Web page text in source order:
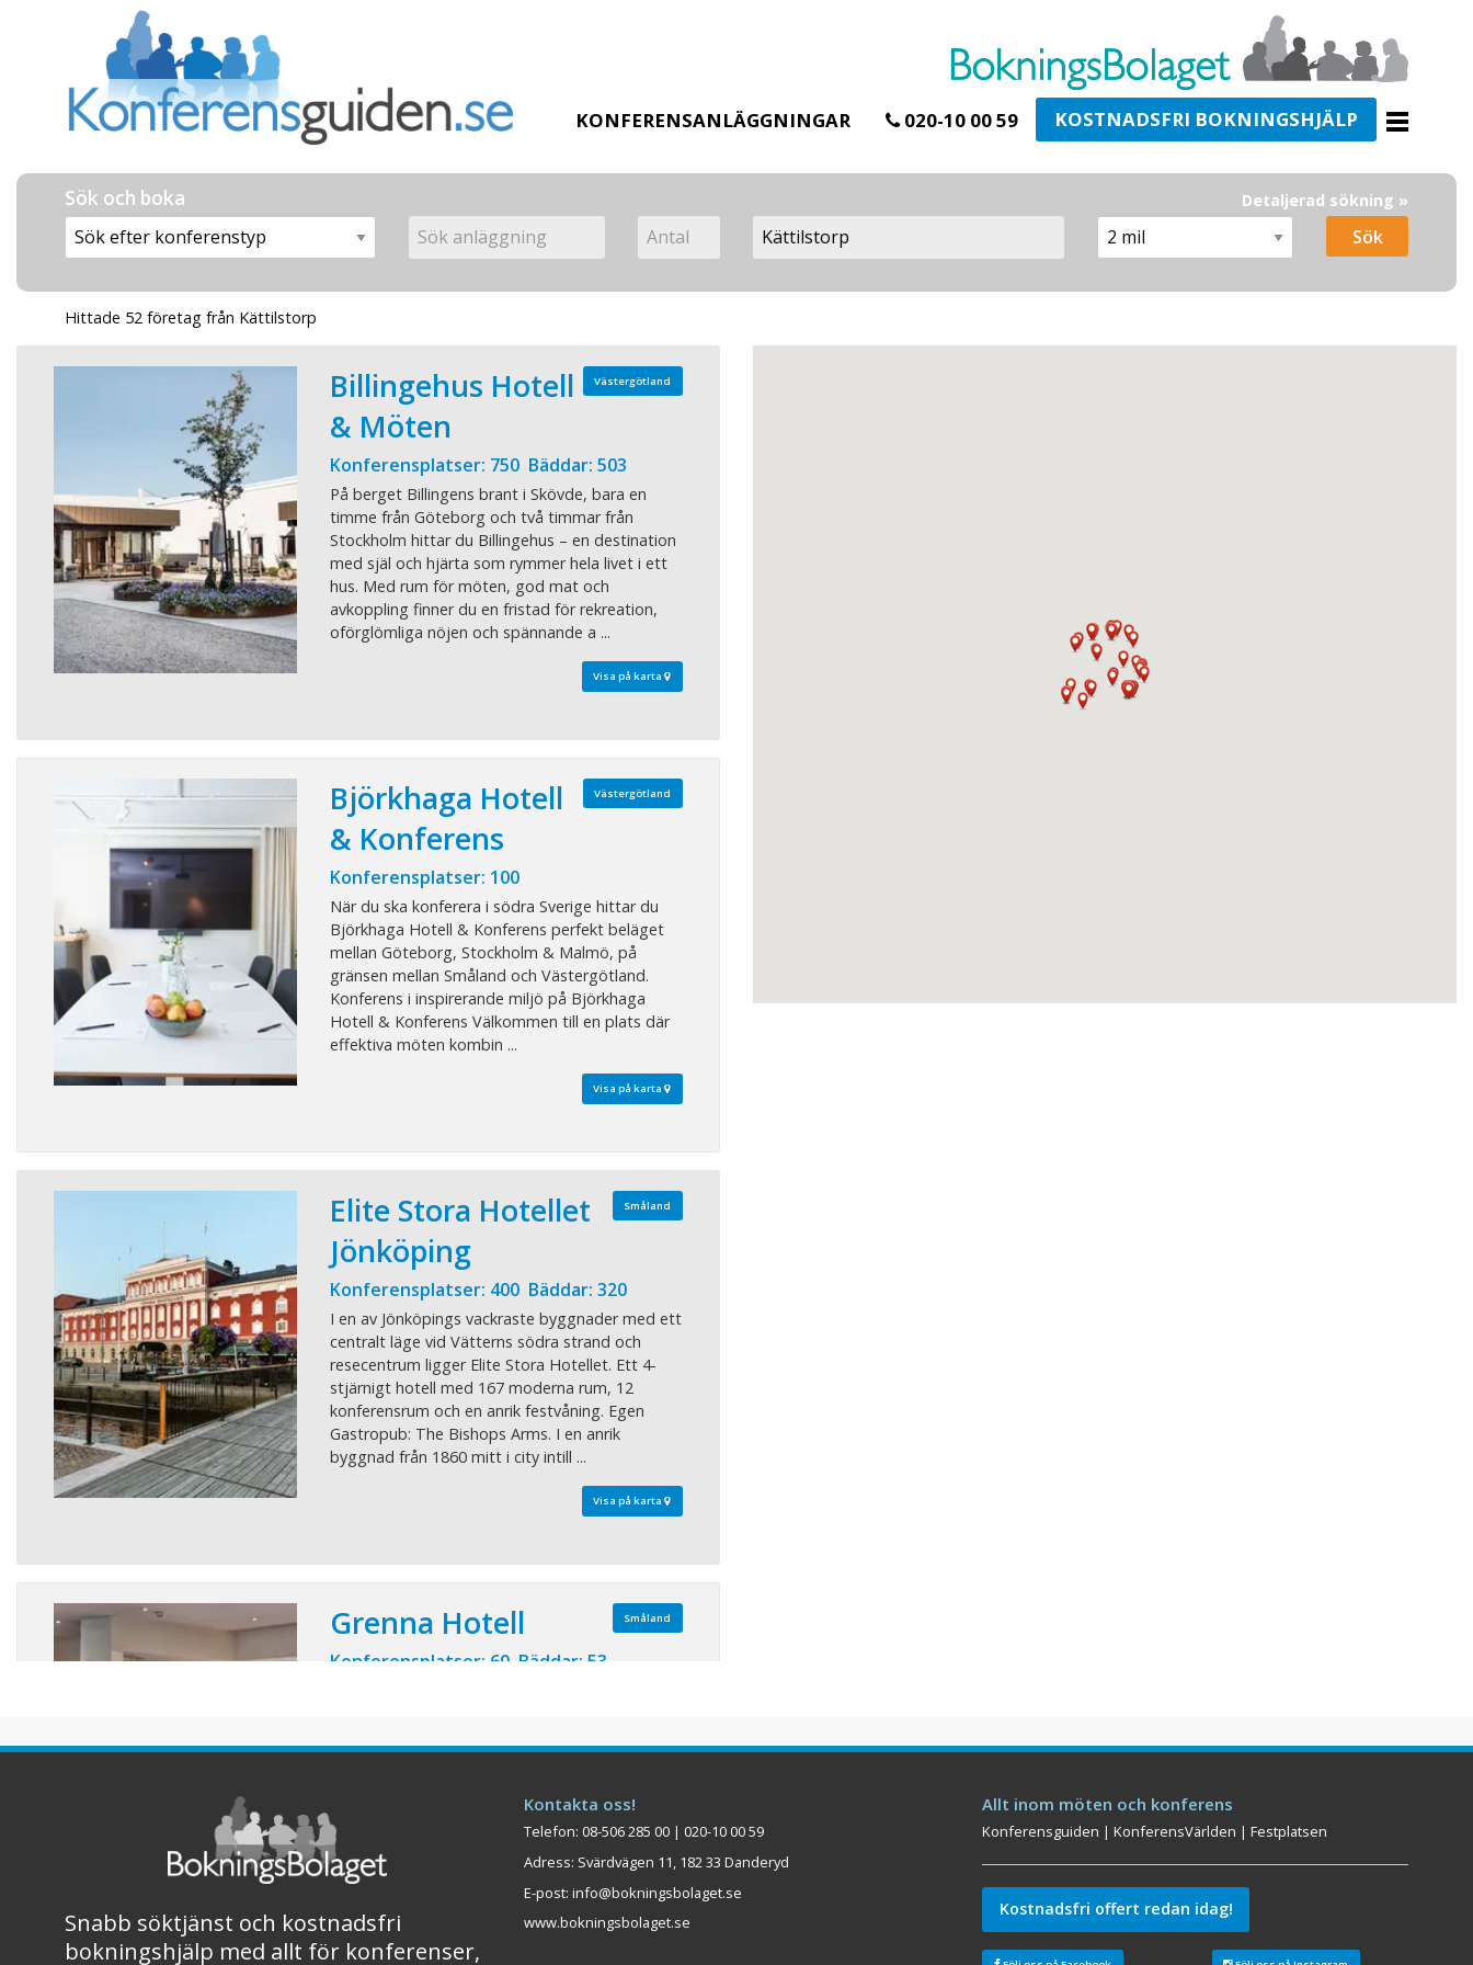
KONFERENSANLÄGGNINGAR 020-10 00 59 KOSTNADSFRI BOKNINGSHJÄLP
Sök och boka Detaljerad sökning »
Hittade 52 företag från Kättilstorp
Västergötland
Billingehus Hotell
& Möten
Konferensplatser: 750 Bäddar: 503
På berget Billingens brant i Skövde, bara en
timme från Göteborg och två timmar från
Stockholm hittar du Billingehus – en destination
med själ och hjärta som rymmer hela livet i ett
hus. Med rum för möten, god mat och
avkoppling finner du en fristad för rekreation,
oförglömliga nöjen och spännande a ...
Visa på karta
Västergötland
Björkhaga Hotell
& Konferens
Konferensplatser: 100
När du ska konferera i södra Sverige hittar du
Björkhaga Hotell & Konferens perfekt beläget
mellan Göteborg, Stockholm & Malmö, på
gränsen mellan Småland och Västergötland.
Konferens i inspirerande miljö på Björkhaga
Hotell & Konferens Välkommen till en plats där
effektiva möten kombin ...
Visa på karta
Småland
Elite Stora Hotellet
Jönköping
Konferensplatser: 400 Bäddar: 320
I en av Jönköpings vackraste byggnader med ett
centralt läge vid Vätterns södra strand och
resecentrum ligger Elite Stora Hotellet. Ett 4-
stjärnigt hotell med 167 moderna rum, 12
konferensrum och en anrik festvåning. Egen
Gastropub: The Bishops Arms. I en anrik
byggnad från 1860 mitt i city intill ...
Visa på karta
Småland
Grenna Hotell
Konferensplatser: 60 Bäddar: 53
och en Kökschef och ägare som bla varit finalist i
menyer och minnesvärda rätter av högsta
kvalitet medans ni fokus ...
Visa på karta
Snabb söktjänst och kostnadsfri
bokningshjälp med allt för konferenser,
Kontakta oss!
Telefon: 08-506 285 00 | 020-10 00 59
Adress: Svärdvägen 11, 182 33 Danderyd
E-post: info@bokningsbolaget.se
www.bokningsbolaget.se
Allt inom möten och konferens
Konferensguiden |KonferensVärlden |Festplatsen
Kostnadsfri offert redan idag!